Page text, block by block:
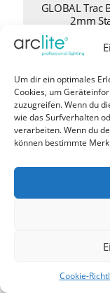
Um dir ein optimales
Cookies, um
zuzugreifen. Wenn du
wie das Surfverhalten
verarbeiten. Wenn du
können bestimmte
Cookie-
GLOBAL Trac
2mm